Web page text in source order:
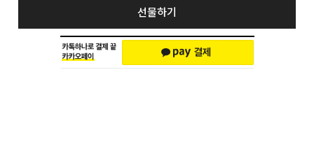
선물하기